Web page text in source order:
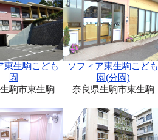
東生駒こども
園
駒市東生駒
ソフィア東生駒こども
園(分園)
奈良県生駒市東生駒